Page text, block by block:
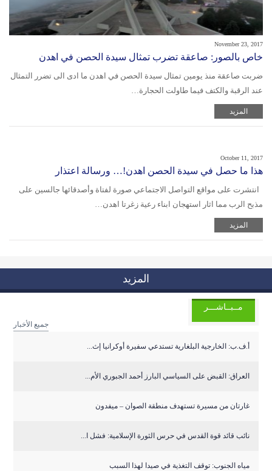
November 23, 2017
خاص بالصور: صاعقة تضرب تمثال سيدة الحصن في اهدن
ضربت صاعقة منذ يومين تمثال سيدة الحصن في اهدن ما ادى الى تضرر التمثال
عند الرقبة والكتف فيما طاولت الحجارة…
المزيد
October 11, 2017
هذا ما حصل في سيدة الحصن اهدن!… ورسالة اعتذار
انتشرت على مواقع التواصل الاجتماعي صورة لفتاة وأصدقائها جالسين على
مذبح الرب مما اثار استهجان ابناء رعية زغرتا اهدن…
المزيد
المزيد
مــبــاشـــر
جميع الأخبار
أ.ف.ب: الخارجية البلغارية تستدعي سفيرة أوكرانيا إث...
العراق: القبض على السياسي البارز أحمد الجبوري الأم...
غارتان من مسيرة تستهدف منطقة الصوان – ميفدون
نائب قائد قوة القدس في حرس الثورة الإسلامية: فشل ا...
مياه الجنوب: توقف التغذية في صيدا لهذا السبب